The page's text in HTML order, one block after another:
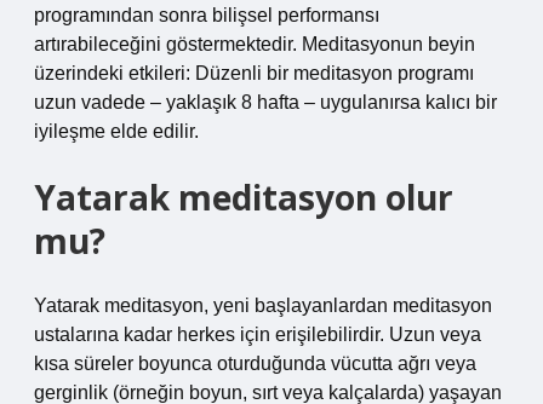
programından sonra bilişsel performansı
artırabileceğini göstermektedir. Meditasyonun beyin
üzerindeki etkileri: Düzenli bir meditasyon programı
uzun vadede – yaklaşık 8 hafta – uygulanırsa kalıcı bir
iyileşme elde edilir.
Yatarak meditasyon olur
mu?
Yatarak meditasyon, yeni başlayanlardan meditasyon
ustalarına kadar herkes için erişilebilirdir. Uzun veya
kısa süreler boyunca oturduğunda vücutta ağrı veya
gerginlik (örneğin boyun, sırt veya kalçalarda) yaşayan